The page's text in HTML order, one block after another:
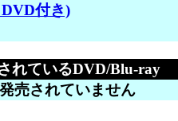
DVD付き)
れているDVD/Blu-ray
売されていません